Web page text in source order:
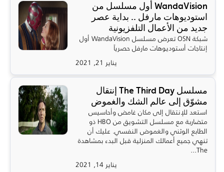
WandaVision أول مسلسل من
استوديوهات مارفل .. بداية عصر
جديد من الأعمال التلفزيونية
شبكة OSN تعرض مسلسل WandaVision أول
إنتاجات أستوديوهات مارفل حصرياً
يناير 21, 2021
مسلسل The Third Day إنتقال
مشوّق إلى عالم الشك والغموض
استعد للإنتقال إلى مكان غامض وأحاسيس
متضاربة مع مسلسل التشويق من HBO ذو
الطابع الوثني والغموض النفسي. عليك أن
تنهي جميع أعمالك المنزلية قبل البدء بمشاهدة
The...
يناير 14, 2021